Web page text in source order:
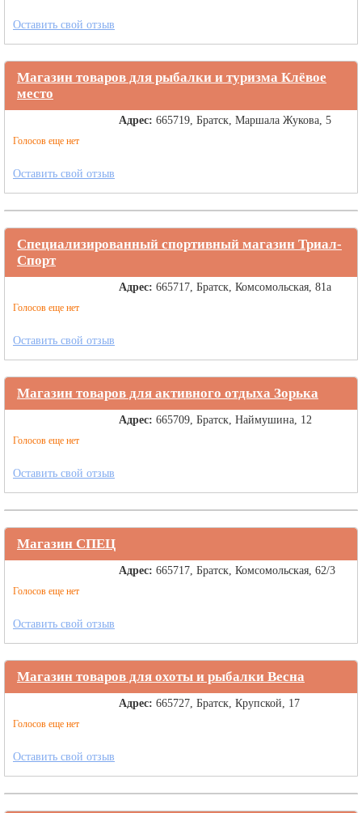
Оставить свой отзыв
Магазин товаров для рыбалки и туризма Клёвое
место
Голосов еще нет
Адрес: 665719, Братск, Маршала Жукова, 5
Оставить свой отзыв
Специализированный спортивный магазин Триал-
Спорт
Голосов еще нет
Адрес: 665717, Братск, Комсомольская, 81а
Оставить свой отзыв
Магазин товаров для активного отдыха Зорька
Голосов еще нет
Адрес: 665709, Братск, Наймушина, 12
Оставить свой отзыв
Магазин СПЕЦ
Голосов еще нет
Адрес: 665717, Братск, Комсомольская, 62/3
Оставить свой отзыв
Магазин товаров для охоты и рыбалки Весна
Голосов еще нет
Адрес: 665727, Братск, Крупской, 17
Оставить свой отзыв